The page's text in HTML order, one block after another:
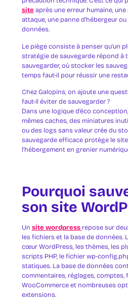
site après une erreur humaine,
attaque, une panne d’hébergeur
données.
Le piège consiste à penser qu’un
stratégie de sauvegarde répond à
sauvegarder, où stocker les
temps faut-il pour réussir une
Chez Galopins, on ajoute une
faut-il éviter de sauvegarder ?
Dans une logique d’éco
mêmes caches, des miniatures
ou des logs sans valeur crée du
sauvegarde efficace protège le
l’hébergement en grenier
Pourquoi
son site
Un site wordpress repose sur
les fichiers et la base de données.
cœur WordPress, les thèmes, les
scripts PHP, le fichier wp-
statiques. La base de données
commentaires, réglages, comptes,
WooCommerce et nombreuses
extensions.